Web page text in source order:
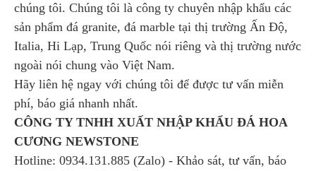
chúng tôi. Chúng tôi là công ty chuyên nhập khẩu các
sản phẩm đá granite, đá marble tại thị trường Ấn Độ,
Italia, Hi Lạp, Trung Quốc nói riêng và thị trường nước
ngoài nói chung vào Việt Nam.
Hãy liên hệ ngay với chúng tôi để được tư vấn miễn
phí, báo giá nhanh nhất.
CÔNG TY TNHH XUẤT NHẬP KHẨU ĐÁ HOA
CƯƠNG NEWSTONE
Hotline: 0934.131.885 (Zalo) - Khảo sát, tư vấn, báo